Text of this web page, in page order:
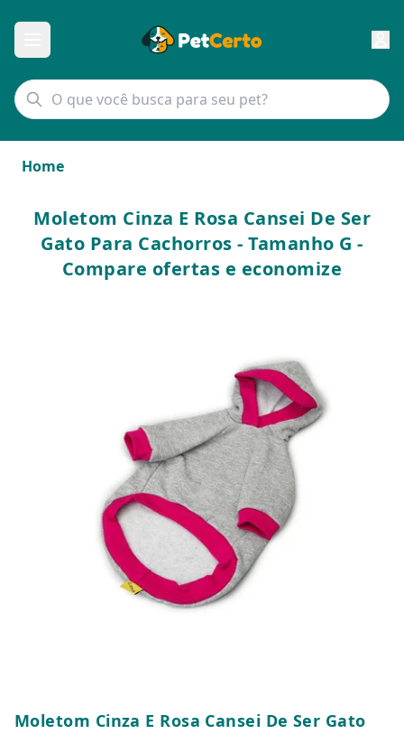
Home
Moletom Cinza E Rosa Cansei De Ser
Gato Para Cachorros - Tamanho G -
Compare ofertas e economize
Moletom Cinza E Rosa Cansei De Ser Gato